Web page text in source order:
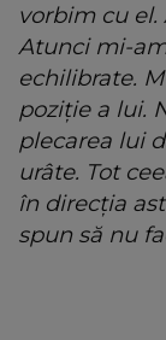
vorbim cu
Atunci mi-
echilibrate.
poziție a lui.
plecarea lui
urâte. Tot
în direcția
spun să nu